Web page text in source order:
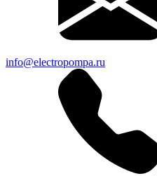
info@electropompa.ru